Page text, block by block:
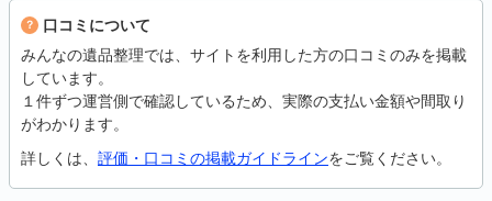
口コミについて
みんなの遺品整理では、サイトを利用した方の口コミのみを掲載
しています。
１件ずつ運営側で確認しているため、実際の支払い金額や間取り
がわかります。
詳しくは、 評価・口コミの掲載ガイドラインをご覧ください。